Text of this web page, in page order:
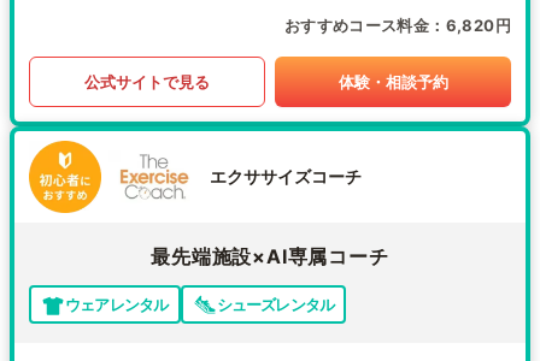
おすすめコース料金 6,820円
公式サイトで見る 体験・相談予約
エクササイズコーチ
最先端施設×AI専属コーチ
ウェアレンタル シューズレンタル